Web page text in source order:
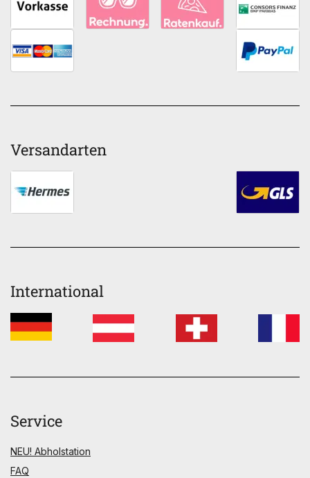
Versandarten
International
Service
NEU! Abholstation
FAQ